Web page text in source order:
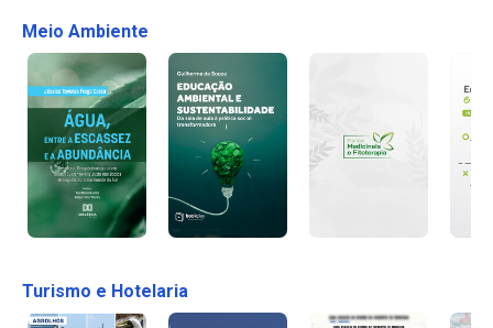
Meio Ambiente
Turismo e Hotelaria